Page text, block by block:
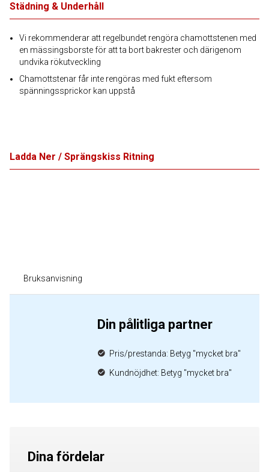
Städning & Underhåll
Vi rekommenderar att regelbundet rengöra chamottstenen med
en mässingsborste för att ta bort bakrester och därigenom
undvika rökutveckling
Chamottstenar får inte rengöras med fukt eftersom
spänningssprickor kan uppstå
Ladda Ner / Sprängskiss Ritning
Bruksanvisning
Din pålitliga partner
Pris/prestanda: Betyg "mycket bra"
Kundnöjdhet: Betyg "mycket bra"
Dina fördelar